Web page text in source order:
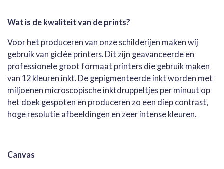
Wat is de kwaliteit van de prints?
Voor het produceren van onze schilderijen maken wij
gebruik van giclée printers. Dit zijn geavanceerde en
professionele groot formaat printers die gebruik maken
van 12 kleuren inkt. De gepigmenteerde inkt worden met
miljoenen microscopische inktdruppeltjes per minuut op
het doek gespoten en produceren zo een diep contrast,
hoge resolutie afbeeldingen en zeer intense kleuren.
Canvas